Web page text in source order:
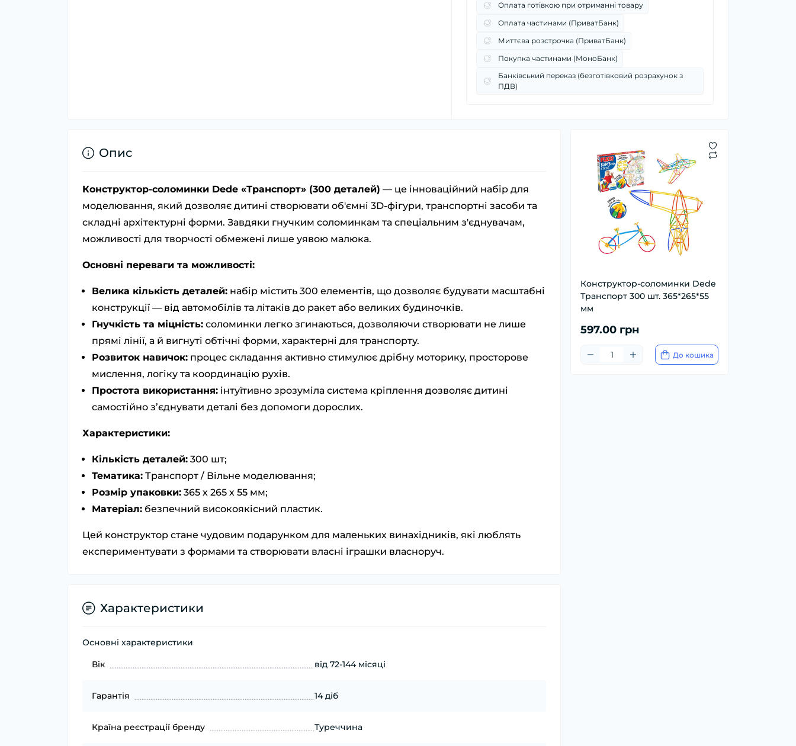
Оплата готівкою при отриманні товару
Оплата частинами (ПриватБанк)
Миттєва розстрочка (ПриватБанк)
Покупка частинами (МоноБанк)
Банківський переказ (безготівковий розрахунок з
ПДВ)
Конструктор-соломинки Dede
Транспорт 300 шт. 365*265*55
мм
597.00 грн
До кошика
Опис
Конструктор-соломинки Dede «Транспорт» (300 деталей) — це інноваційний набір для
моделювання, який дозволяє дитині створювати об'ємні 3D-фігури, транспортні засоби та
складні архітектурні форми. Завдяки гнучким соломинкам та спеціальним з'єднувачам,
можливості для творчості обмежені лише уявою малюка.
Основні переваги та можливості:
Велика кількість деталей: набір містить 300 елементів, що дозволяє будувати масштабні
конструкції — від автомобілів та літаків до ракет або великих будиночків.
Гнучкість та міцність: соломинки легко згинаються, дозволяючи створювати не лише
прямі лінії, а й вигнуті обтічні форми, характерні для транспорту.
Розвиток навичок: процес складання активно стимулює дрібну моторику, просторове
мислення, логіку та координацію рухів.
Простота використання: інтуїтивно зрозуміла система кріплення дозволяє дитині
самостійно з’єднувати деталі без допомоги дорослих.
Характеристики:
Кількість деталей: 300 шт;
Тематика: Транспорт / Вільне моделювання;
Розмір упаковки: 365 х 265 х 55 мм;
Матеріал: безпечний високоякісний пластик.
Цей конструктор стане чудовим подарунком для маленьких винахідників, які люблять
експериментувати з формами та створювати власні іграшки власноруч.
Характеристики
Основні характеристики
Вік від 72-144 місяці
Гарантія 14 діб
Країна реєстрації бренду Туреччина